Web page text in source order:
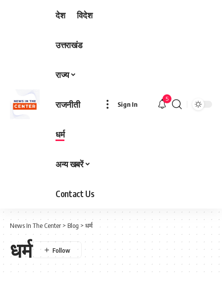
देश विदेश
उत्तराखंड
राज्य
राजनीती
धर्म
अन्य खबरें
Contact Us
Sign In
5
News In The Center> Blog >धर्म
धर्म